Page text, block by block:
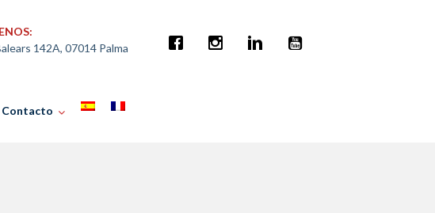
142A, 07014 Palma
Contacto